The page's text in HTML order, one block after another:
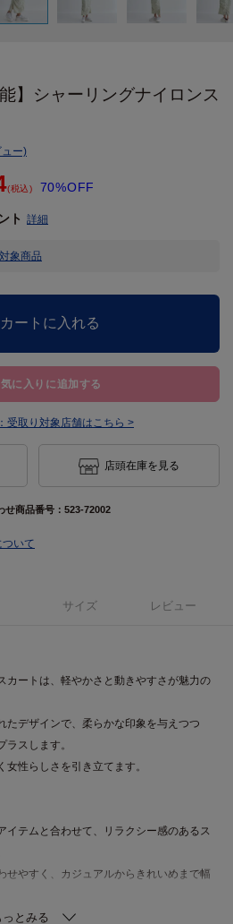
】シャーリングナイロンス
ー)
(税込) 70%OFF
ト 詳細
象商品
カートに入れる
に入りに追加する
受取り対象店舗はこちら >
店頭在庫を見る
せ商品番号： 523-72002
いて
サイズ レビュー
カートは、軽やかさと動きやすさが魅力の
たデザインで、柔らかな印象を与えつつ
ラスします。
性らしさを引き立てます。
イテムと合わせて、リラクシー感のあるス
せやすく、カジュアルからきれいめまで幅
ットブルゾン（商品番号：523－42004）と